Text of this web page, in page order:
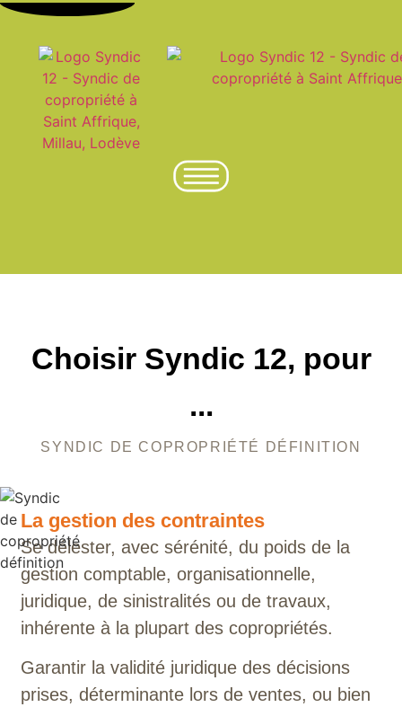
Choisir Syndic 12, pour
...
SYNDIC DE COPROPRIÉTÉ DÉFINITION
La gestion des contraintes
Se délester, avec sérénité, du poids de la
gestion comptable, organisationnelle,
juridique, de sinistralités ou de travaux,
inhérente à la plupart des copropriétés.
Garantir la validité juridique des décisions
prises, déterminante lors de ventes, ou bien